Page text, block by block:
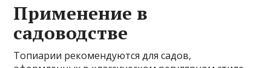
Применение в
садоводстве
Топиарии рекомендуются для садов,